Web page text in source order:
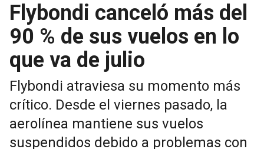
Flybondi canceló más del
90 % de sus vuelos en lo
que va de julio
Flybondi atraviesa su momento más
crítico. Desde el viernes pasado, la
aerolínea mantiene sus vuelos
suspendidos debido a problemas con